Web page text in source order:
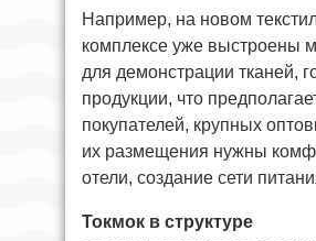
Например, на новом
комплексе уже выстроены
для демонстрации тканей,
продукции, что
покупателей, крупных
их размещения нужны
отели, создание сети
Токмок в структуре